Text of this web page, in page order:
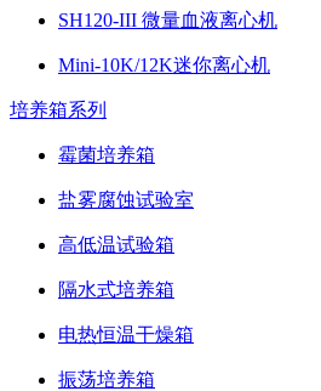
SH120-III 微量血液离心机
Mini-10K/12K迷你离心机
培养箱系列
霉菌培养箱
盐雾腐蚀试验室
高低温试验箱
隔水式培养箱
电热恒温干燥箱
振荡培养箱